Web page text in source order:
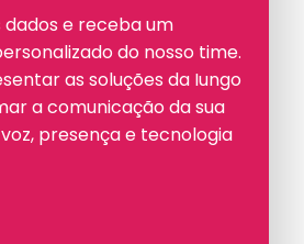
dados e receba um
do nosso time.
as soluções da Iungo
a comunicação da sua
presença e tecnologia